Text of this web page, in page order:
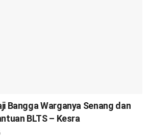
Bangga Warganya Senang dan
BLTS – Kesra